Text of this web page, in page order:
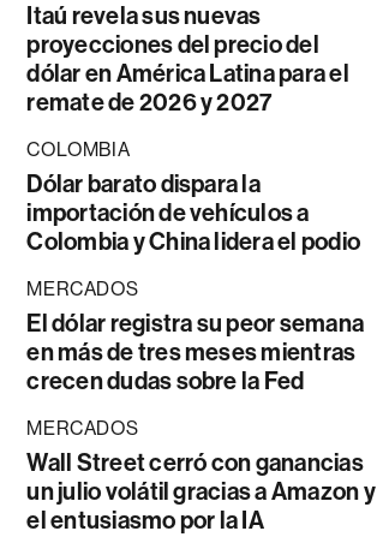
Itaú revela sus nuevas
proyecciones del precio del
dólar en América Latina para el
remate de 2026 y 2027
COLOMBIA
Dólar barato dispara la
importación de vehículos a
Colombia y China lidera el podio
MERCADOS
El dólar registra su peor semana
en más de tres meses mientras
crecen dudas sobre la Fed
MERCADOS
Wall Street cerró con ganancias
un julio volátil gracias a Amazon y
el entusiasmo por la IA